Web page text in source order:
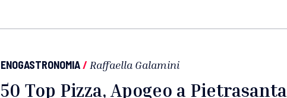
ENOGASTRONOMIA/ Raffaella Galamini
50 Top Pizza, Apogeo a Pietrasanta